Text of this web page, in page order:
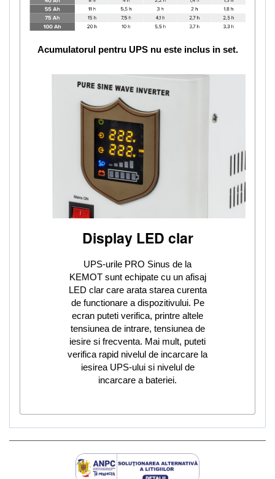
Acumulatorul pentru UPS nu este inclus in set.
Display LED clar
UPS-urile PRO Sinus de la
KEMOT sunt echipate cu un afisaj
LED clar care arata starea curenta
de functionare a dispozitivului. Pe
ecran puteti verifica, printre altele
tensiunea de intrare, tensiunea de
iesire si frecventa. Mai mult, puteti
verifica rapid nivelul de incarcare la
iesirea UPS-ului si nivelul de
incarcare a bateriei.